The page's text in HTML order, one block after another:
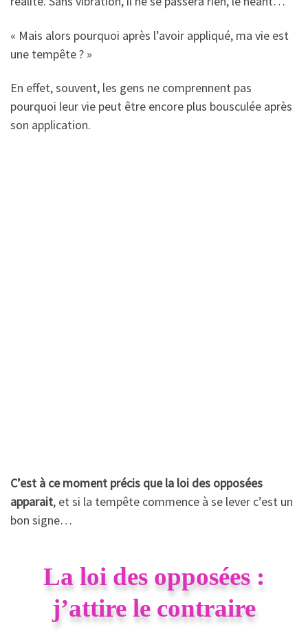
« Mais alors pourquoi après l’avoir appliqué, ma vie est
une tempête ? »
En effet, souvent, les gens ne comprennent pas
pourquoi leur vie peut être encore plus bousculée après
son application.
C’est à ce moment précis que la loi des opposées
apparait, et si la tempête commence à se lever c’est un
bon signe…
La loi des opposées :
j’attire le contraire